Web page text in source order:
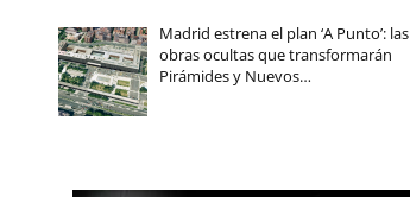
Madrid estrena el plan ‘A Punto’: las
obras ocultas que transformarán
Pirámides y Nuevos…